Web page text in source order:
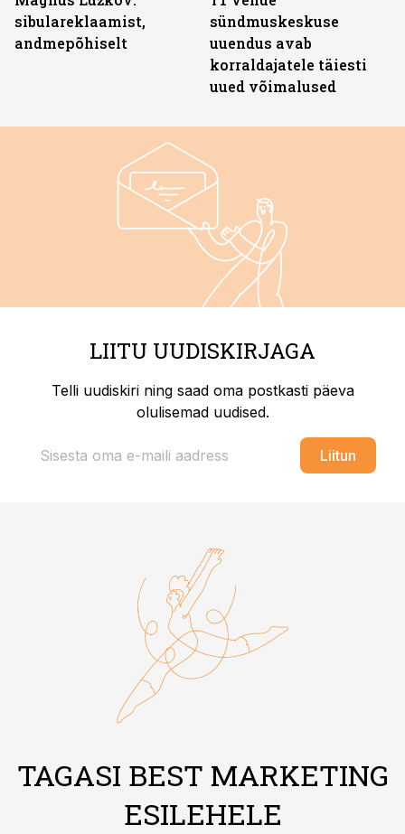
sibulareklaamist,
andmepõhiselt
sündmuskeskuse
uuendus avab
korraldajatele täiesti
uued võimalused
LIITU UUDISKIRJAGA
Telli uudiskiri ning saad oma postkasti päeva
olulisemad uudised.
Liitun
TAGASI BEST MARKETING
ESILEHELE